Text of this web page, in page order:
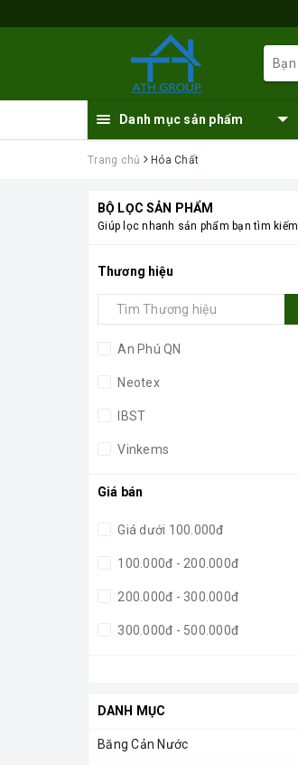
Danh mục sản phẩm
Trang chủ Hóa Chất
BỘ LỌC SẢN PHẨM
Giúp lọc nhanh sản phẩm bạn tìm kiếm
Thương hiệu
An Phú QN
Neotex
IBST
Vinkems
Giá bán
Giá dưới 100.000đ
100.000đ - 200.000đ
200.000đ - 300.000đ
300.000đ - 500.000đ
DANH MỤC
Băng Cản Nước